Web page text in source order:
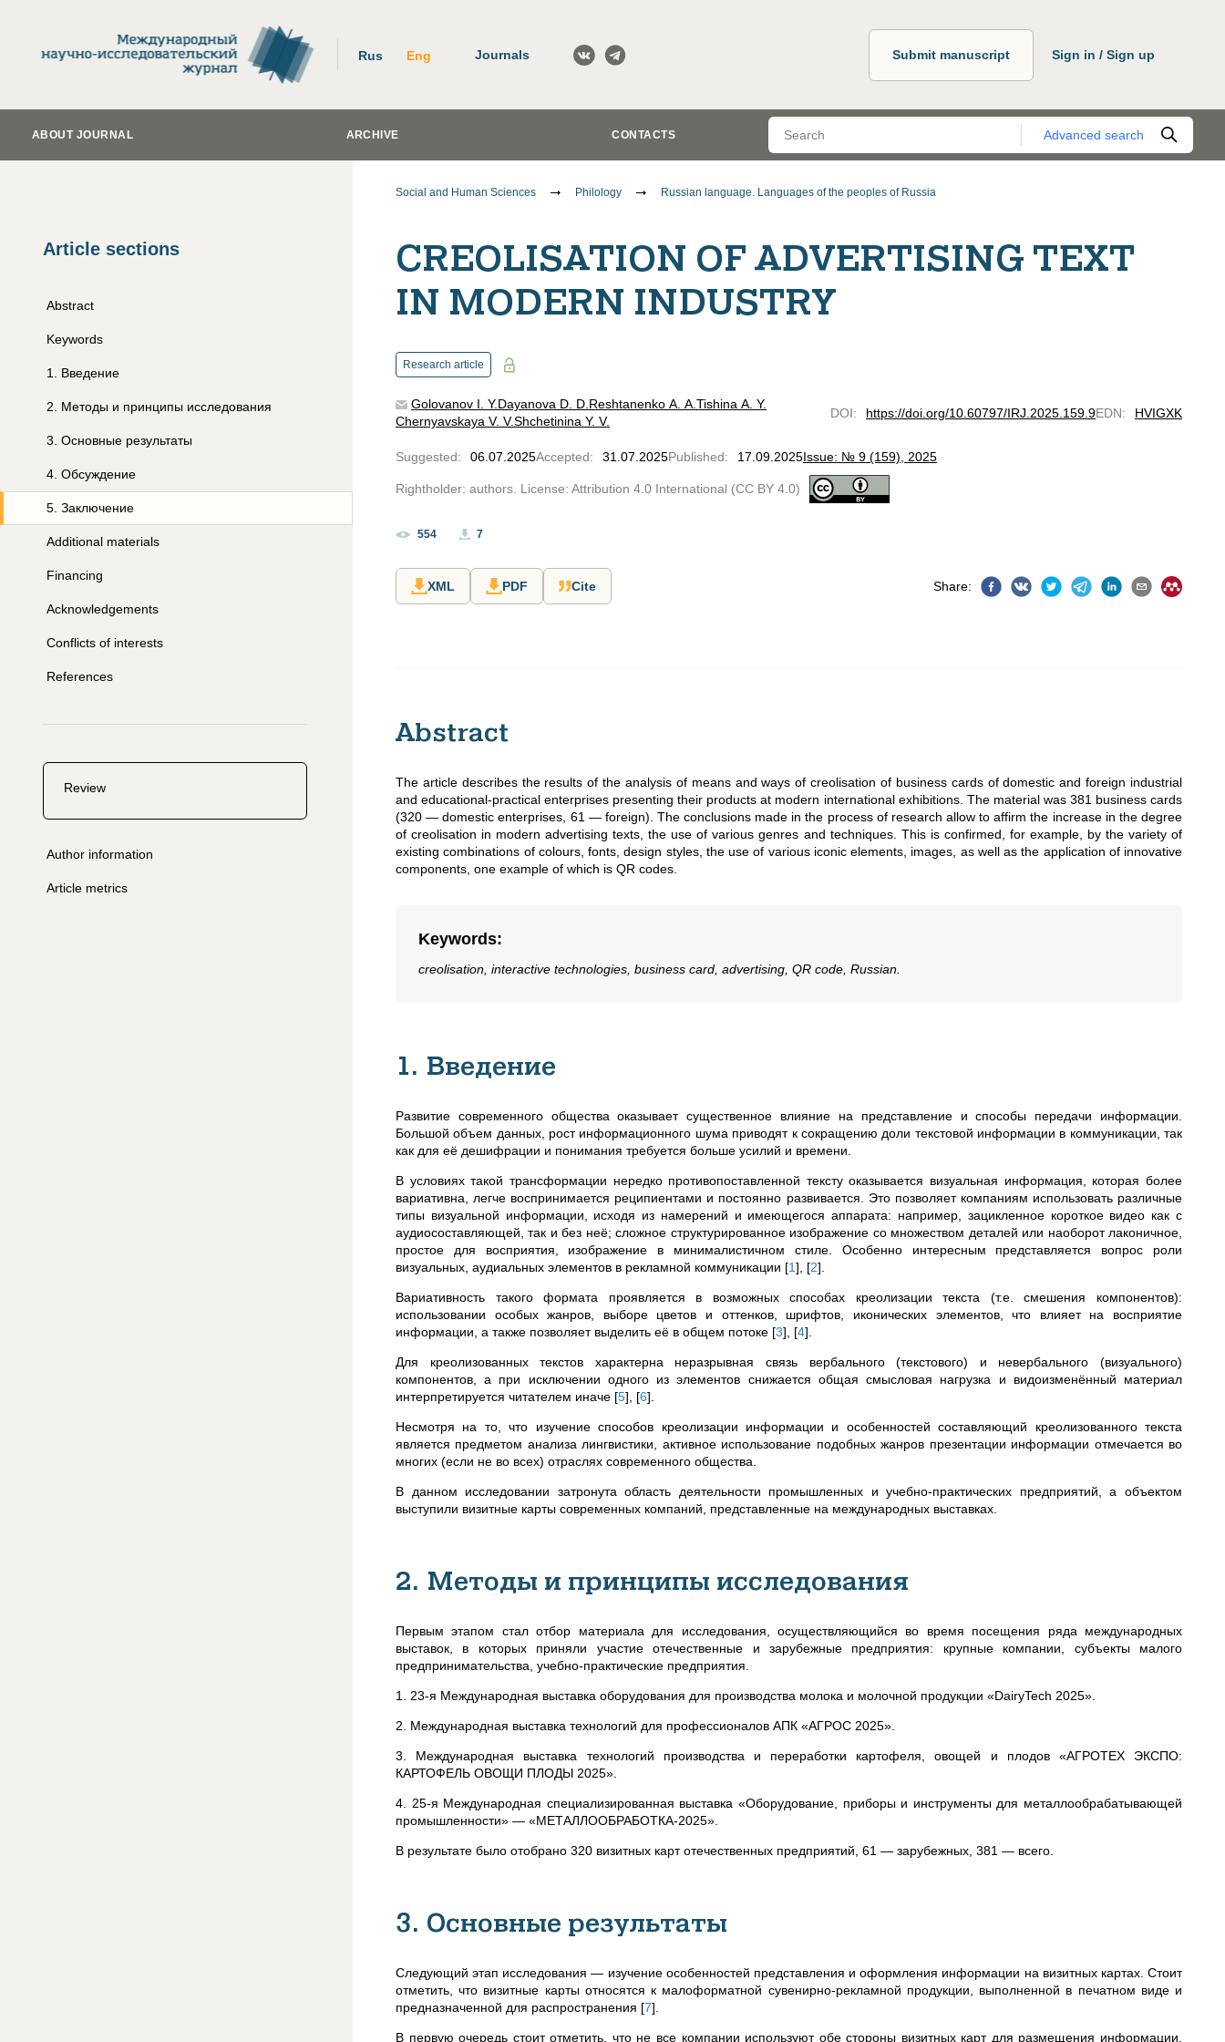
Rus Eng Journals Submit manuscript Sign in / Sign up
ABOUT JOURNAL ARCHIVE CONTACTS Advanced search
Article sections
Abstract
Keywords
1 Введение
2 Методы и принципы исследования
3 Основные результаты
4 Обсуждение
5 Заключение
Additional materials
Financing
Acknowledgements
Conflicts of interests
References
Review
Author information
Article metrics
Social and Human Sciences Philology Russian language. Languages of the peoples of Russia
CREOLISATION OF ADVERTISING TEXT
IN MODERN INDUSTRY
Research article
Golovanov I. Y.Dayanova D. D. Reshtanenko A. A. Tishina A. Y.
Chernyavskaya V. V.Shchetinina Y. V.
DOI: https://doi.org/10.60797/IRJ.2025.159.9EDN: HVIGXK
Suggested: 06.07.2025Accepted: 31.07.2025Published: 17.09.2025Issue: № 9 (159), 2025
Rightholder: authors. License: Attribution 4.0 International (CC BY 4.0)
554 7
XML PDF Cite Share:
Abstract
The article describes the results of the analysis of means and ways of creolisation of business cards of domestic and foreign industrial
and educational-practical enterprises presenting their products at modern international exhibitions. The material was 381 business cards
(320 — domestic enterprises, 61 — foreign). The conclusions made in the process of research allow to affirm the increase in the degree
of creolisation in modern advertising texts, the use of various genres and techniques. This is confirmed, for example, by the variety of
existing combinations of colours, fonts, design styles, the use of various iconic elements, images, as well as the application of innovative
components, one example of which is QR codes.
Keywords:
creolisation, interactive technologies, business card, advertising, QR code, Russian.
1. Введение
Развитие современного общества оказывает существенное влияние на представление и способы передачи информации.
Большой объем данных, рост информационного шума приводят к сокращению доли текстовой информации в коммуникации, так
как для её дешифрации и понимания требуется больше усилий и времени.
В условиях такой трансформации нередко противопоставленной тексту оказывается визуальная информация, которая более
вариативна, легче воспринимается реципиентами и постоянно развивается. Это позволяет компаниям использовать различные
типы визуальной информации, исходя из намерений и имеющегося аппарата: например, зацикленное короткое видео как с
аудиосоставляющей, так и без неё; сложное структурированное изображение со множеством деталей или наоборот лаконичное,
простое для восприятия, изображение в минималистичном стиле. Особенно интересным представляется вопрос роли
визуальных, аудиальных элементов в рекламной коммуникации [1] [2]
Вариативность такого формата проявляется в возможных способах креолизации текста (т.е. смешения компонентов):
использовании особых жанров, выборе цветов и оттенков, шрифтов, иконических элементов, что влияет на восприятие
информации, а также позволяет выделить её в общем потоке [3] [4]
Для креолизованных текстов характерна неразрывная связь вербального (текстового) и невербального (визуального)
компонентов, а при исключении одного из элементов снижается общая смысловая нагрузка и видоизменённый материал
интерпретируется читателем иначе [5] [6]
Несмотря на то, что изучение способов креолизации информации и особенностей составляющий креолизованного текста
является предметом анализа лингвистики, активное использование подобных жанров презентации информации отмечается во
многих (если не во всех) отраслях современного общества.
В данном исследовании затронута область деятельности промышленных и учебно-практических предприятий, а объектом
выступили визитные карты современных компаний, представленные на международных выставках.
2. Методы и принципы исследования
Первым этапом стал отбор материала для исследования, осуществляющийся во время посещения ряда международных
выставок, в которых приняли участие отечественные и зарубежные предприятия: крупные компании, субъекты малого
предпринимательства, учебно-практические предприятия.
1. 23-я Международная выставка оборудования для производства молока и молочной продукции «DairyTech 2025».
2. Международная выставка технологий для профессионалов АПК «АГРОС 2025».
3. Международная выставка технологий производства и переработки картофеля, овощей и плодов «АГРОТЕХ ЭКСПО:
КАРТОФЕЛЬ ОВОЩИ ПЛОДЫ 2025».
4. 25-я Международная специализированная выставка «Оборудование, приборы и инструменты для металлообрабатывающей
промышленности» — «МЕТАЛЛООБРАБОТКА-2025».
В результате было отобрано 320 визитных карт отечественных предприятий, 61 — зарубежных, 381 — всего.
3. Основные результаты
Следующий этап исследования — изучение особенностей представления и оформления информации на визитных картах. Стоит
отметить, что визитные карты относятся к малоформатной сувенирно-рекламной продукции, выполненной в печатном виде и
предназначенной для распространения [7]
В первую очередь стоит отметить, что не все компании используют обе стороны визитных карт для размещения информации.